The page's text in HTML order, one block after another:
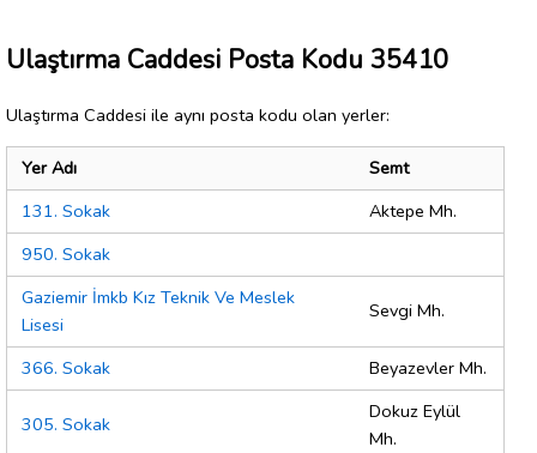
Ulaştırma Caddesi Posta Kodu 35410
Ulaştırma Caddesi ile aynı posta kodu olan yerler:
Yer Adı
Semt
131. Sokak
Aktepe Mh.
950. Sokak
Gaziemir İmkb Kız Teknik Ve Meslek
Lisesi
Sevgi Mh.
366. Sokak Beyazevler Mh.
305. Sokak
Dokuz Eylül
Mh.